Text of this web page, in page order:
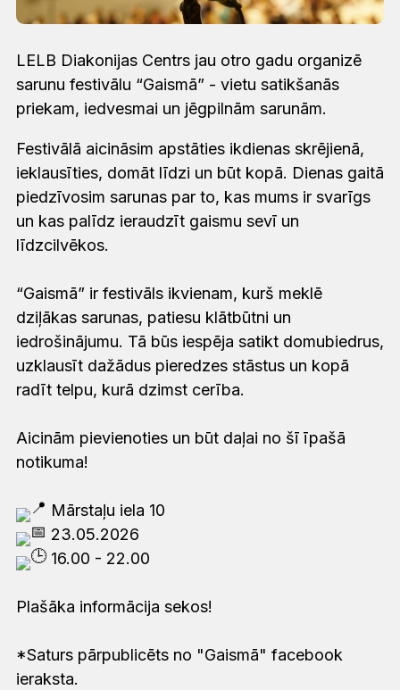
LELB Diakonijas Centrs jau otro gadu organizē
sarunu festivālu “Gaismā” - vietu satikšanās
priekam, iedvesmai un jēgpilnām sarunām.
Festivālā aicināsim apstāties ikdienas skrējienā,
ieklausīties, domāt līdzi un būt kopā. Dienas gaitā
piedzīvosim sarunas par to, kas mums ir svarīgs
un kas palīdz ieraudzīt gaismu sevī un
līdzcilvēkos.
“Gaismā” ir festivāls ikvienam, kurš meklē
dziļākas sarunas, patiesu klātbūtni un
iedrošinājumu. Tā būs iespēja satikt domubiedrus,
uzklausīt dažādus pieredzes stāstus un kopā
radīt telpu, kurā dzimst cerība.
Aicinām pievienoties un būt daļai no šī īpašā
notikuma!
Mārstaļu iela 10
23.05.2026
16.00 - 22.00
Plašāka informācija sekos!
*Saturs pārpublicēts no "Gaismā" facebook
ieraksta.